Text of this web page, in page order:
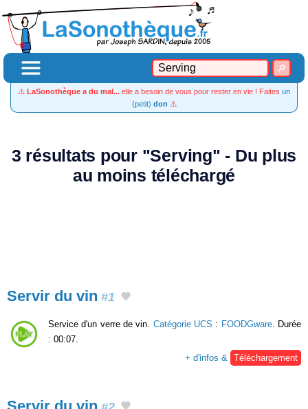
⚠️ LaSonothèque a du mal... elle a besoin de vous pour rester en vie ! Faites un
(petit) don ⚠️
3 résultats pour "Serving" - Du plus
au moins téléchargé
Servir du vin #1
Service d'un verre de vin. Catégorie UCS : FOODGware. Durée
: 00:07.
+ d'infos &
Téléchargement